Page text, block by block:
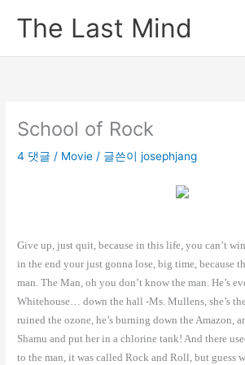
The Last Mind
School of Rock
4 댓글 / Movie / 글쓴이josephjang
Give up, just quit, because in this life, you can’t
in the end your just gonna lose, big time, because
man. The Man, oh you don’t know the man. He’s
Whitehouse… down the hall -Ms. Mullens, she’s
ruined the ozone, he’s burning down the Amazon,
Shamu and put her in a chlorine tank! And there
to the man, it was called Rock and Roll, but guess